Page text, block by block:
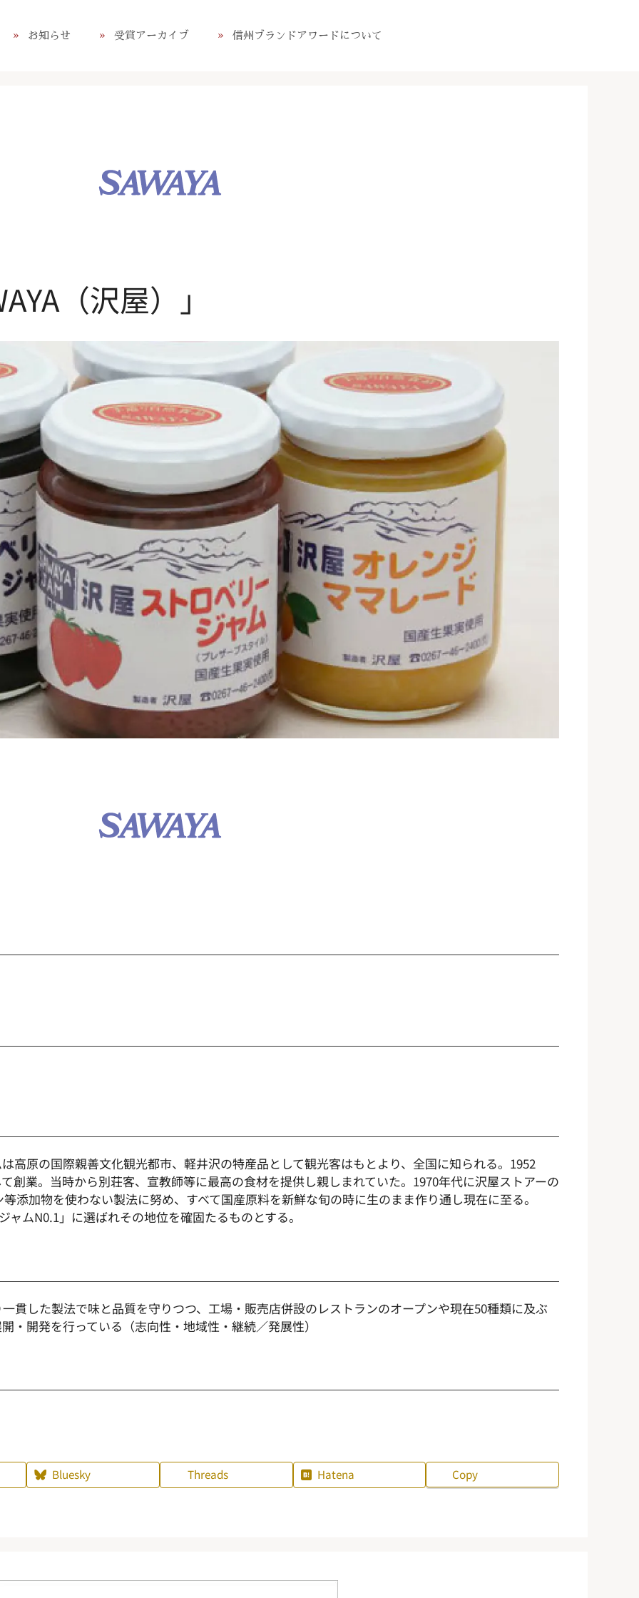
お知らせ 受賞アーカイブ 信州ブランドアワードについて
（沢屋）」
高原の国際親善文化観光都市、軽井沢の特産品として観光客はもとより、全国に知られる。1952
創業。当時から別荘客、宣教師等に最高の食材を提供し親しまれていた。1970年代に沢屋ストアーの
添加物を使わない製法に努め、すべて国産原料を新鮮な旬の時に生のまま作り通し現在に至る。
ムN0.1」に選ばれその地位を確固たるものとする。
貫した製法で味と品質を守りつつ、工場・販売店併設のレストランのオープンや現在50種類に及ぶ
・開発を行っている（志向性・地域性・継続／発展性）
Bluesky Threads Hatena Copy